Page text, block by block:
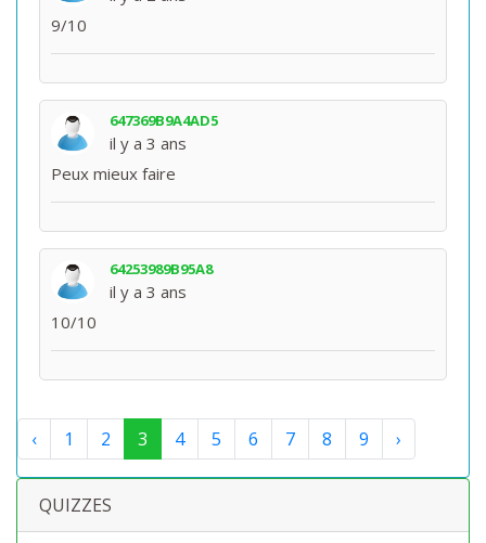
9/10
647369B9A4AD5
il y a 3 ans
Peux mieux faire
64253989B95A8
il y a 3 ans
10/10
‹ 1 2 3 4 5 6 7 8 9 ›
QUIZZES